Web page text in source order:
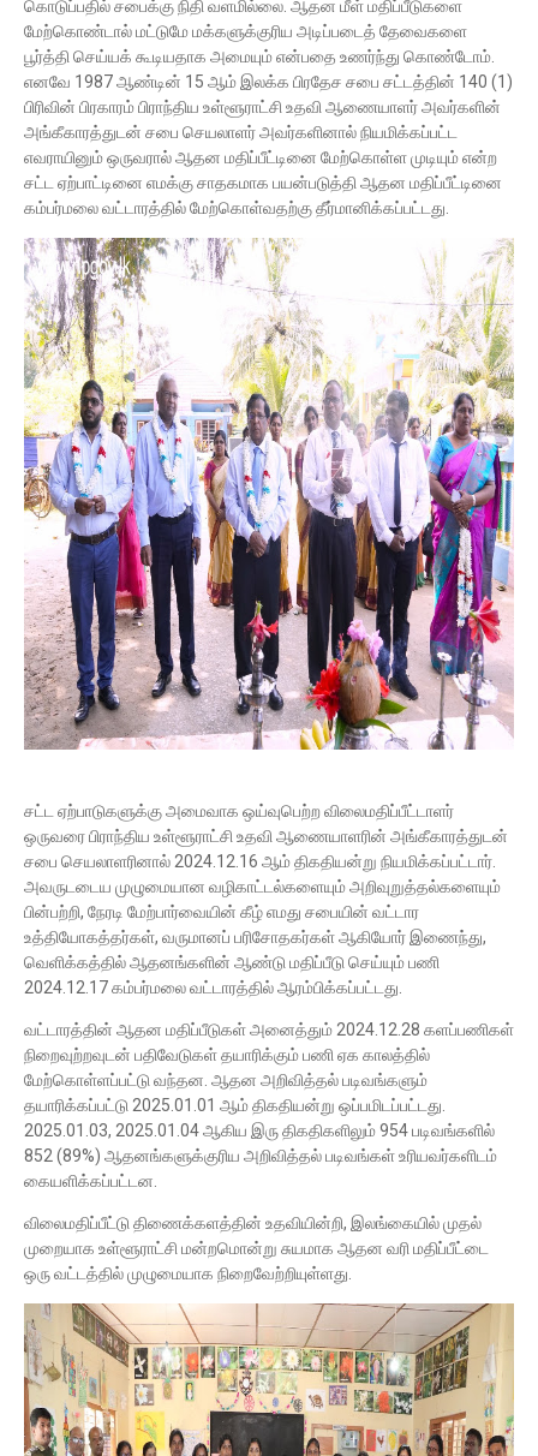
கொடுப்பதில் சபைக்கு நிதி வளமில்லை. ஆதன மீள் மதிப்பீடுகளை
மேற்கொண்டால் மட்டுமே மக்களுக்குரிய அடிப்படைத் தேவைகளை
பூர்த்தி செய்யக் கூடியதாக அமையும் என்பதை உணர்ந்து கொண்டோம்.
எனவே 1987 ஆண்டின் 15 ஆம் இலக்க பிரதேச சபை சட்டத்தின் 140 (1)
பிரிவின் பிரகாரம் பிராந்திய உள்ளூராட்சி உதவி ஆணையாளர் அவர்களின்
அங்கீகாரத்துடன் சபை செயலாளர் அவர்களினால் நியமிக்கப்பட்ட
எவராயினும் ஒருவரால் ஆதன மதிப்பீட்டினை மேற்கொள்ள முடியும் என்ற
சட்ட ஏற்பாட்டினை எமக்கு சாதகமாக பயன்படுத்தி ஆதன மதிப்பீட்டினை
கம்பர்மலை வட்டாரத்தில் மேற்கொள்வதற்கு தீர்மானிக்கப்பட்டது.
சட்ட ஏற்பாடுகளுக்கு அமைவாக ஒய்வுபெற்ற விலைமதிப்பீட்டாளர்
ஒருவரை பிராந்திய உள்ளூராட்சி உதவி ஆணையாளரின் அங்கீகாரத்துடன்
சபை செயலாளரினால் 2024.12.16 ஆம் திகதியன்று நியமிக்கப்பட்டார்.
அவருடடைய முழுமையான வழிகாட்டல்களையும் அறிவுறுத்தல்களையும்
பின்பற்றி, நேரடி மேற்பார்வையின் கீழ் எமது சபையின் வட்டார
உத்தியோகத்தர்கள், வருமானப் பரிசோதகர்கள் ஆகியோர் இணைந்து,
வெளிக்கத்தில் ஆதனங்களின் ஆண்டு மதிப்பீடு செய்யும் பணி
2024.12.17 கம்பர்மலை வட்டாரத்தில் ஆரம்பிக்கப்பட்டது.
வட்டாரத்தின் ஆதன மதிப்பீடுகள் அனைத்தும் 2024.12.28 களப்பணிகள்
நிறைவுற்றவுடன் பதிவேடுகள் தயாரிக்கும் பணி ஏக காலத்தில்
மேற்கொள்ளப்பட்டு வந்தன. ஆதன அறிவித்தல் படிவங்களும்
தயாரிக்கப்பட்டு 2025.01.01 ஆம் திகதியன்று ஒப்பமிடப்பட்டது.
2025.01.03, 2025.01.04 ஆகிய இரு திகதிகளிலும் 954 படிவங்களில்
852 (89%) ஆதனங்களுக்குரிய அறிவித்தல் படிவங்கள் உரியவர்களிடம்
கையளிக்கப்பட்டன.
விலைமதிப்பீட்டு திணைக்களத்தின் உதவியின்றி, இலங்கையில் முதல்
முறையாக உள்ளூராட்சி மன்றமொன்று சுயமாக ஆதன வரி மதிப்பீட்டை
ஒரு வட்டத்தில் முழுமையாக நிறைவேற்றியுள்ளது.